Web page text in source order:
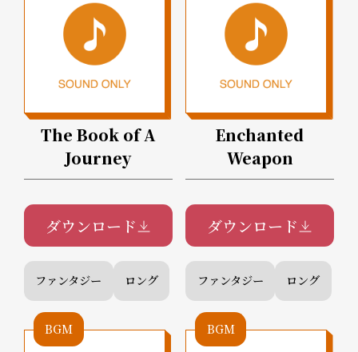
The Book of A
Journey
ダウンロード
ファンタジー ロング
Enchanted
Weapon
ダウンロード
ファンタジー ロング
BGM BGM